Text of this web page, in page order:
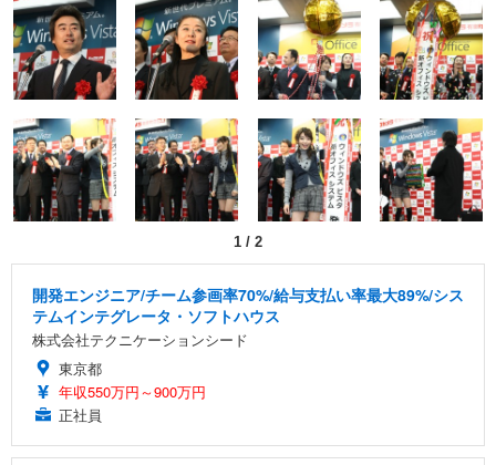
1 / 2
開発エンジニア/チーム参画率70%/給与支払い率最大89%/シス
テムインテグレータ・ソフトハウス
株式会社テクニケーションシード
東京都
年収550万円～900万円
正社員